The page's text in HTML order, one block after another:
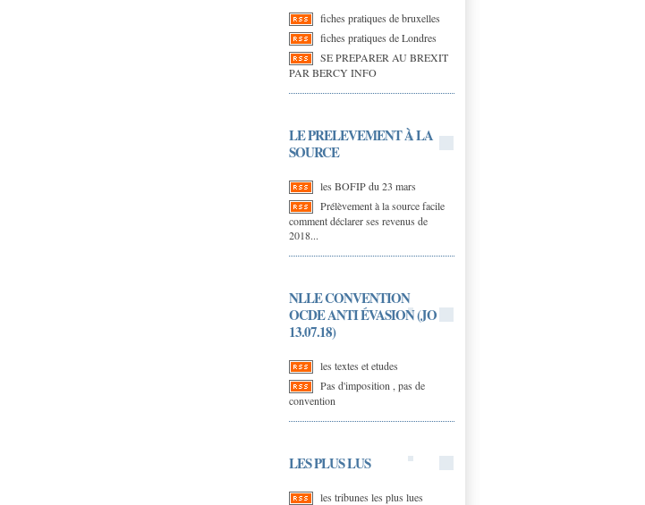
fiches pratiques de bruxelles
fiches pratiques de Londres
SE PREPARER AU BREXIT
PAR BERCY INFO
LE PRELEVEMENT À LA
SOURCE
les BOFIP du 23 mars
Prélèvement à la source facile
comment déclarer ses revenus de
2018...
NLLE CONVENTION
OCDE ANTI ÉVASION (JO
13.07.18)
les textes et etudes
Pas d'imposition , pas de
convention
LES PLUS LUS
les tribunes les plus lues